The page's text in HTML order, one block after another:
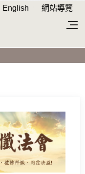
English 網站導覽